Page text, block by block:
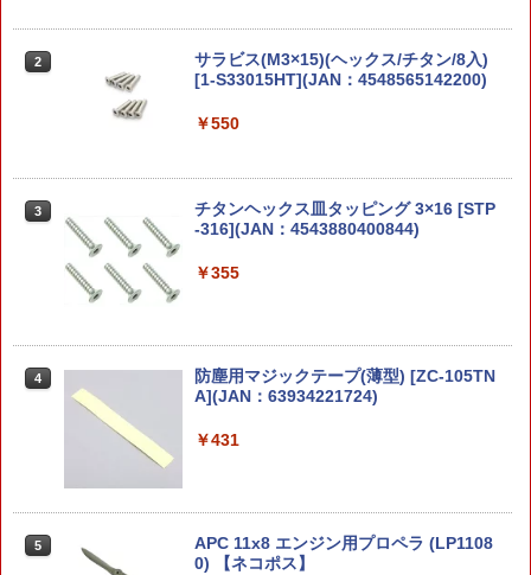
2
ポケットモンスター ポケモンチェンジ
ヒトカゲ／リザードン
￥2,203
30MF [M-01] ドゥロースケルトン 30 MI
SPIRITS バンダイスピリッツ ロボット
【当店独自で＋P10倍★要エントリー】
RX-78-2 ガンダム BEYOND GLOBAL
￥2,306
トーム：ソウルブライト・グレイヴロー
DS JPN) [Warhammer]【あす楽対応】
￥7,570
ダークネス [ウォーハンマー：エイジ・
オヴ・シグマー] (BATTLETOME: SLAV
ES TO DARKNESS (JPN)) [Warhammer
A.O.S]【あす楽対応】
4
ドラゴンクエスト ロトの剣 & ロトの盾
メタリックアイテムズギャラリー スペシ
スイベルフック 360度回転 1インチ 25m
ビナ ブラック ショルダーストラップ バ
￥580
￥1,200
ック)
￥1,344
2
サラビス(M3×15)(ヘックス/チタン/8入)
[1-S33015HT](JAN：4548565142200)
￥550
3
チタンヘックス皿タッピング 3×16 [STP
-316](JAN：4543880400844)
￥355
4
防塵用マジックテープ(薄型) [ZC-105TN
A](JAN：63934221724)
￥431
5
APC 11x8 エンジン用プロペラ (LP1108
0) 【ネコポス】